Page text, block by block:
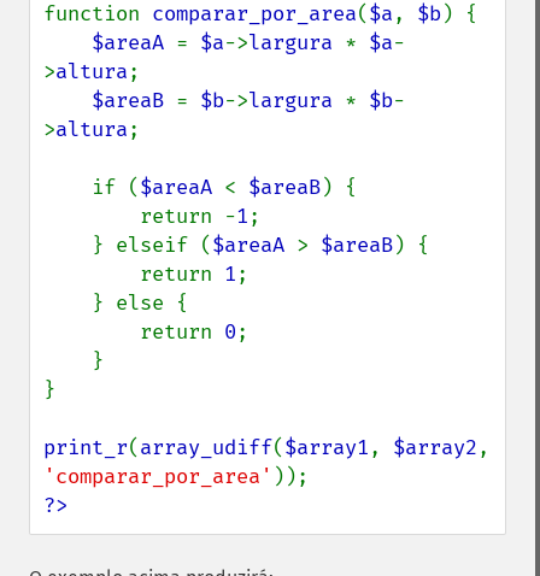
function comparar_por_area($a, $b) {
$areaA = $a->largura * $a-
>altura;
$areaB = $b->largura * $b-
>altura;
    if (
$areaA < $areaB) {
        return -
1;
    } elseif (
$areaA > $areaB) {
        return
1;
        return
0;
}
print_r(array_udiff($array1, $array2
'comparar_por_area'
?>